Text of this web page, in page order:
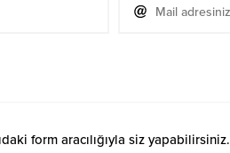
form aracılığıyla siz yapabilirsiniz.